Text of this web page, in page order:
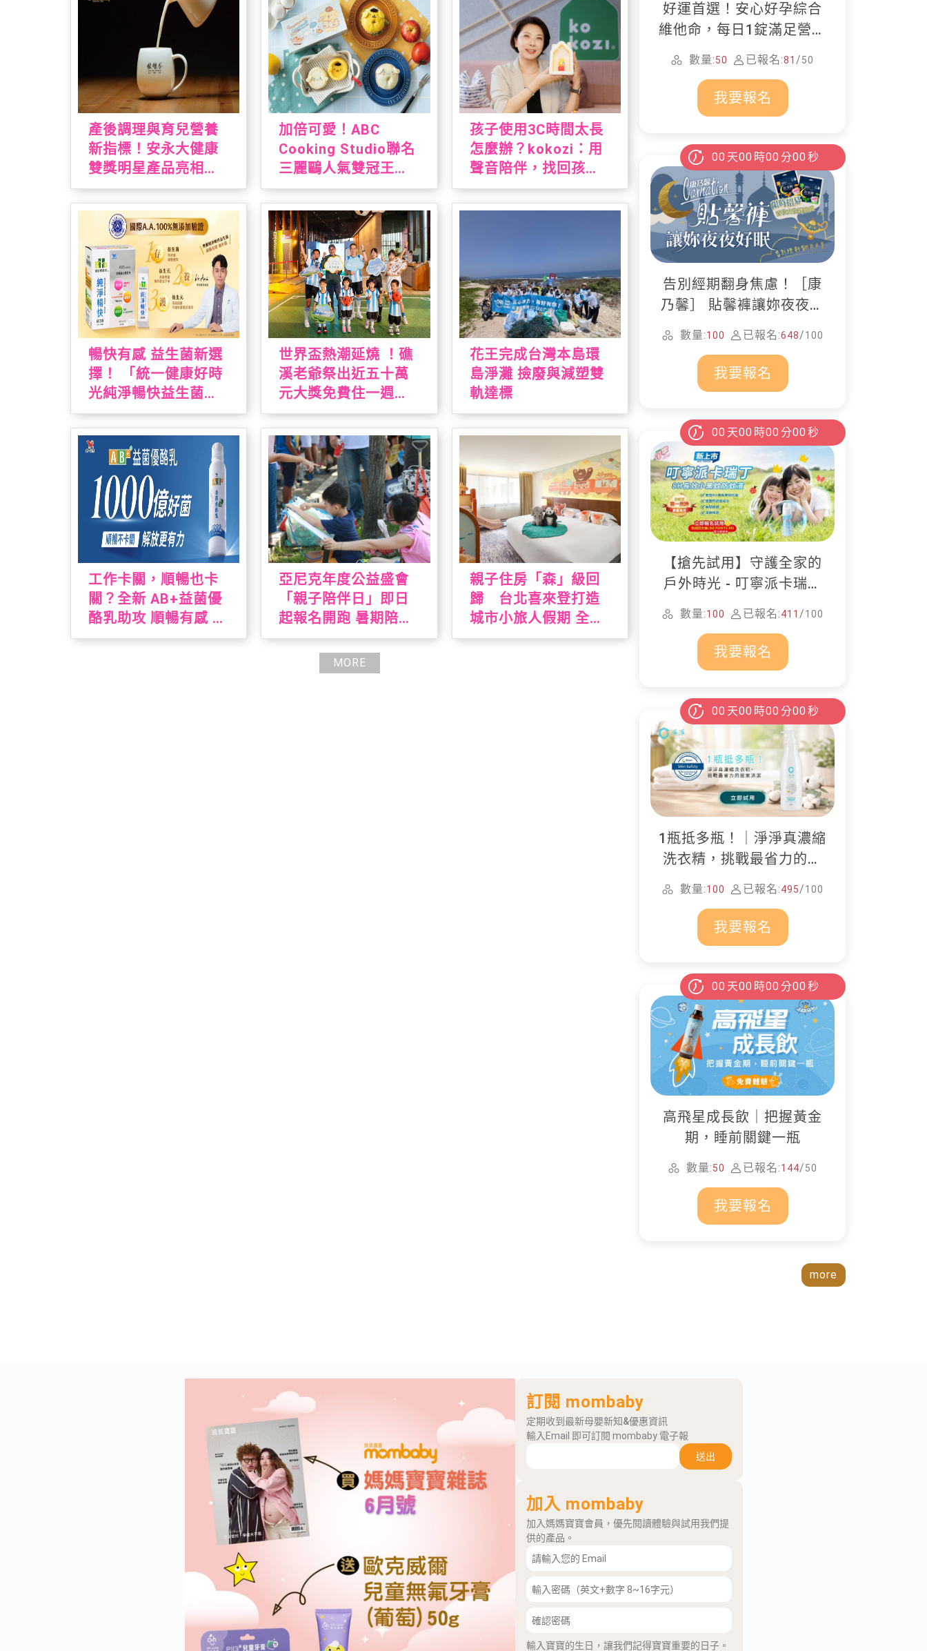
產後調理與育兒營養
新指標！安永大健康
雙獎明星產品亮相
2026 台北國際食品展
加倍可愛！ABC
Cooking Studio聯名
三麗鷗人氣雙冠王推
台灣限定手作烘焙課
「布丁狗&大耳狗喜拿
夏日烘焙派對」解鎖
布丁麵包、造型貝果
製作 10款限量周邊療
癒狗狗萌友，扭蛋驚
喜珍藏限定款貝果吊
飾！
孩子使用3C時間太長
怎麼辦？kokozi：用
聲音陪伴，找回孩子
的想像力
暢快有感 益生菌新選
擇！ 「統一健康好時
光純淨暢快益生菌」
通過國際A.A.100%無
添加驗證 純淨上市！
世界盃熱潮延燒 ！礁
溪老爺祭出近五十萬
元大獎免費住一週，
暑假打造夏日運動
場、美墨料理與閱讀
盛會
花王完成台灣本島環
島淨灘 撿廢與減塑雙
軌達標
工作卡關，順暢也卡
關？全新 AB+益菌優
酪乳助攻 順暢有感 解
放更有力
亞尼克年度公益盛會
「親子陪伴日」即日
起報名開跑 暑期陪伴
高峰期大手牽小手一
起寫生趣，早鳥報到
就送手撕戚風蛋糕
親子住房「森」級回
歸 台北喜來登打造
城市小旅人假期 全新
主題房結合台灣動
MORE
好運首選！安心好孕綜合
維他命，每日1錠滿足營養
所需
數量:50 已報名:81/50
我要報名
00 天00 時00 分00 秒
告別經期翻身焦慮！［康
乃馨］ 貼馨褲讓妳夜夜好
眠
數量:100 已報名:648/100
我要報名
00 天00 時00 分00 秒
【搶先試用】守護全家的
戶外時光 - 叮寧派卡瑞丁
防蚊液
數量:100 已報名:411 /100
我要報名
00 天00 時00 分00 秒
1瓶抵多瓶！｜淨淨真濃縮
洗衣精，挑戰最省力的居
家清潔
數量:100 已報名:495/100
我要報名
00 天00 時00 分00 秒
高飛星成長飲｜把握黃金
期，睡前關鍵一瓶
數量:50 已報名:144/50
我要報名
more
訂閱 mombaby
定期收到最新母嬰新知&優惠資訊
輸入Email 即可訂閱 mombaby 電子報
送出
加入 mombaby
加入媽媽寶寶會員，優先閱讀體驗與試用我們提
供的產品。
輸入寶寶的生日，讓我們記得寶寶重要的日子。